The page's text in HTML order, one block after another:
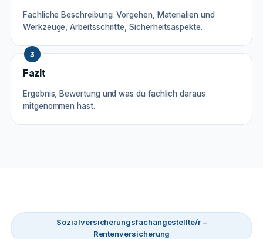
Fachliche Beschreibung: Vorgehen, Materialien und
Werkzeuge, Arbeitsschritte, Sicherheitsaspekte.
3
Fazit
Ergebnis, Bewertung und was du fachlich daraus
mitgenommen hast.
Sozialversicherungsfachangestellte/r –
Rentenversicherung